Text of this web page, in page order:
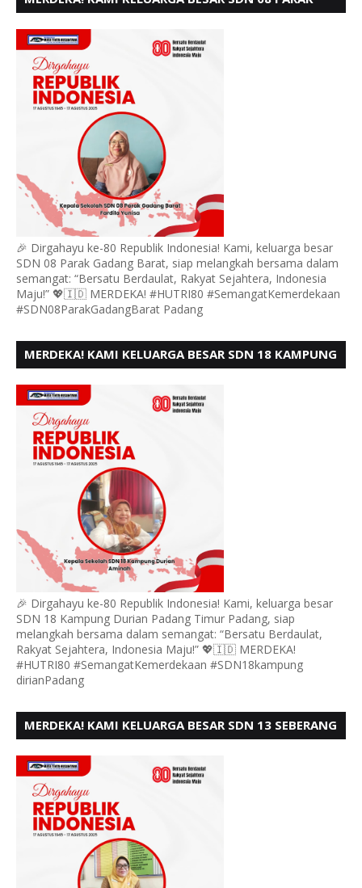
- 80,
🎉 Dirgahayu ke-80 Republik Indonesia! Kami, keluarga besar
SDN 08 Parak Gadang Barat, siap melangkah bersama dalam
semangat: “Bersatu Berdaulat, Rakyat Sejahtera, Indonesia
Maju!” 💖🇮🇩 MERDEKA! #HUTRI80 #SemangatKemerdekaan
#SDN08ParakGadangBarat Padang
MERDEKA! KAMI KELUARGA BESAR SDN 18 KAMPUNG
🎉 Dirgahayu ke-80 Republik Indonesia! Kami, keluarga besar
SDN 18 Kampung Durian Padang Timur Padang, siap
melangkah bersama dalam semangat: “Bersatu Berdaulat,
Rakyat Sejahtera, Indonesia Maju!” 💖🇮🇩 MERDEKA!
#HUTRI80 #SemangatKemerdekaan #SDN18kampung
dirianPadang
MERDEKA! KAMI KELUARGA BESAR SDN 13 SEBERANG